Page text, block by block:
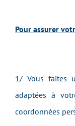
Pour assurer
1/ Vous faites
adaptées à
coordonnées